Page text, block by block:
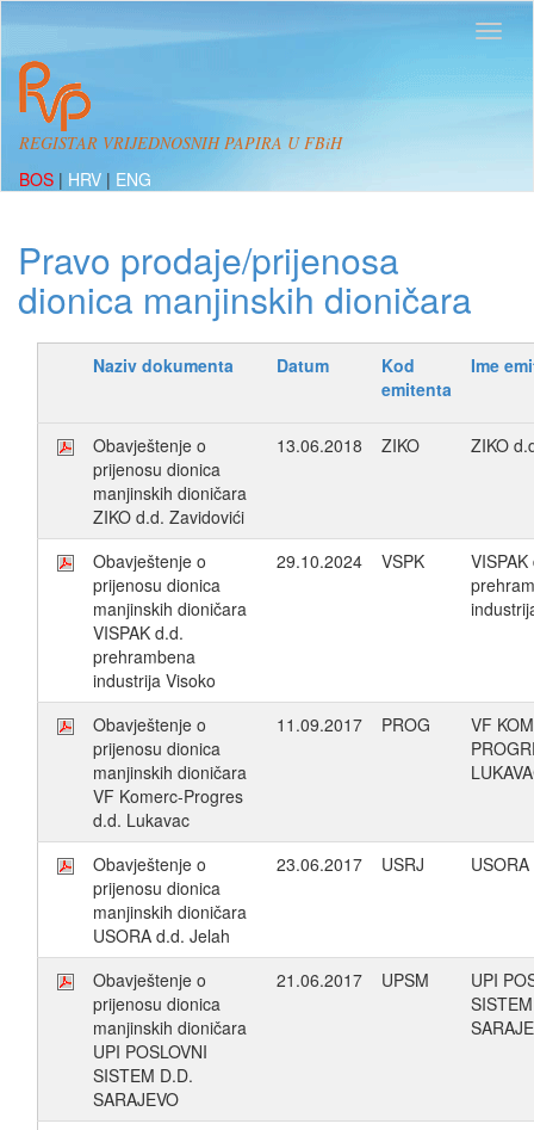
REGISTAR VRIJEDNOSNIH PAPIRA U FBiH
BOS | HRV | ENG
Pravo prodaje/prijenosa
dionica manjinskih dioničara
Naziv dokumenta Datum
Kod
emitenta
Ime
Obavještenje o
prijenosu dionica
manjinskih dioničara
ZIKO d.d. Zavidovići
13.06.2018 ZIKO ZIKO
Obavještenje o
prijenosu dionica
manjinskih dioničara
VISPAK d.d.
prehrambena
industrija Visoko
29.10.2024 VSPK
Obavještenje o
prijenosu dionica
manjinskih dioničara
VF Komerc-Progres
d.d. Lukavac
11.09.2017 PROG
VF
Obavještenje o
prijenosu dionica
manjinskih dioničara
USORA d.d. Jelah
23.06.2017 USRJ
Obavještenje o
prijenosu dionica
manjinskih dioničara
UPI POSLOVNI
SISTEM D.D.
SARAJEVO
21.06.2017 UPSM
UPI